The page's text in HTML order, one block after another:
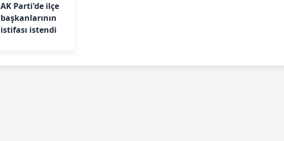
AK Parti'de ilçe
başkanlarının
istifası istendi